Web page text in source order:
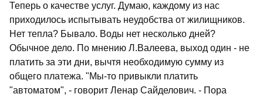
Теперь о качестве услуг. Думаю, каждому из нас
приходилось испытывать неудобства от жилищников.
Нет тепла? Бывало. Воды нет несколько дней?
Обычное дело. По мнению Л.Валеева, выход один - не
платить за эти дни, вычтя необходимую сумму из
общего платежа. "Мы-то привыкли платить
"автоматом", - говорит Ленар Сайделович. - Пора